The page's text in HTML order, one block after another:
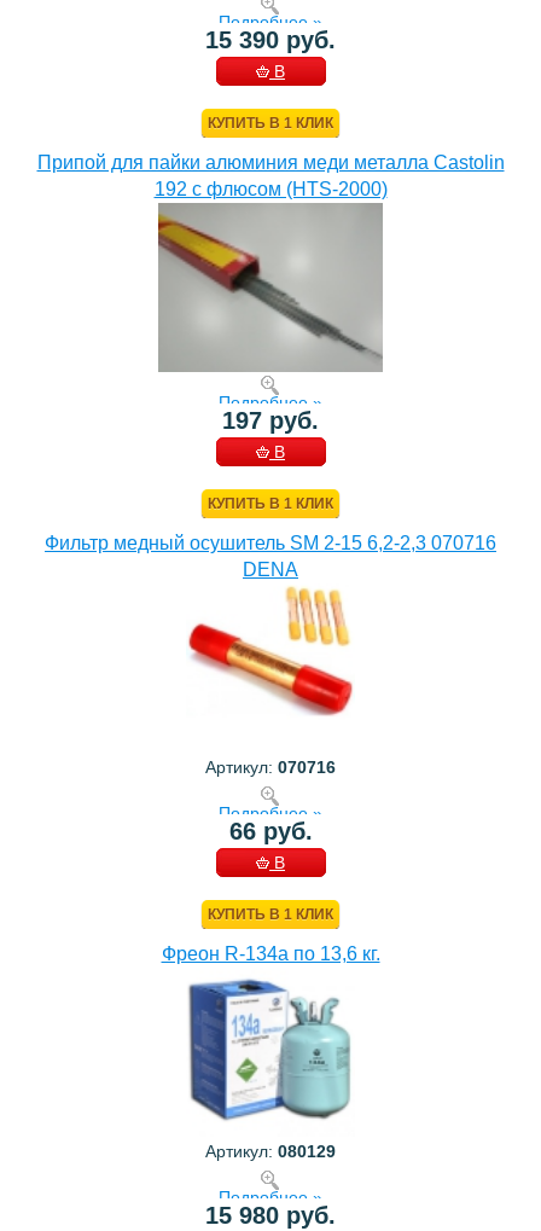
Подробнее »
15 390 руб.
В
КУПИТЬ В 1 КЛИК
Припой для пайки алюминия меди металла Castolin
192 с флюсом (HTS-2000)
Подробнее »
197 руб.
В
КУПИТЬ В 1 КЛИК
Фильтр медный осушитель SM 2-15 6,2-2,3 070716
DENA
Артикул: 070716
Подробнее »
66 руб.
В
КУПИТЬ В 1 КЛИК
Фреон R-134a по 13,6 кг.
Артикул: 080129
Подробнее »
15 980 руб.